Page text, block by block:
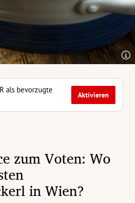
als bevorzugte
Aktivieren
zum Voten: Wo
in Wien?